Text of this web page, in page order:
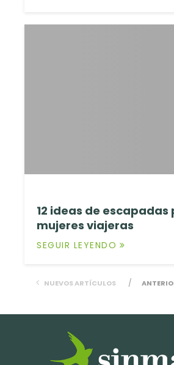
12 ideas de escapadas
mujeres viajeras
SEGUIR LEYENDO
NUEVOS ARTÍCULOS